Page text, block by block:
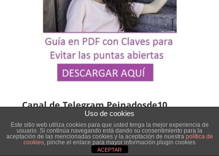
Canal de Telegram Peinadosde10
Únete a nuestro
canal exclusivo y gratuíto de
Telegrampara estar al tanto de todas las
novedades, looks, tendencias, ofertas y
Uso de cookies
Este sitio web utiliza cookies para que usted tenga la mejor experiencia de
usuario. Si continúa navegando está dando su consentimiento para la
aceptación de las mencionadas cookies y la aceptación de nuestra política de
cookies, pinche el enlace para mayor información.plugin cookies
ACEPTAR